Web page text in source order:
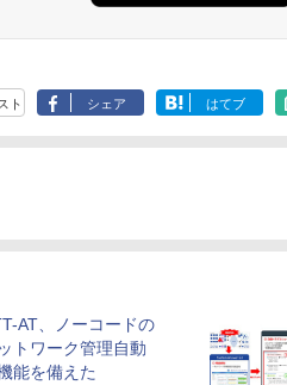
ト シェア はてブ
AT、ノーコードの
トワーク管理自動
能を備えた